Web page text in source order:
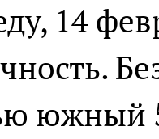
14
южный